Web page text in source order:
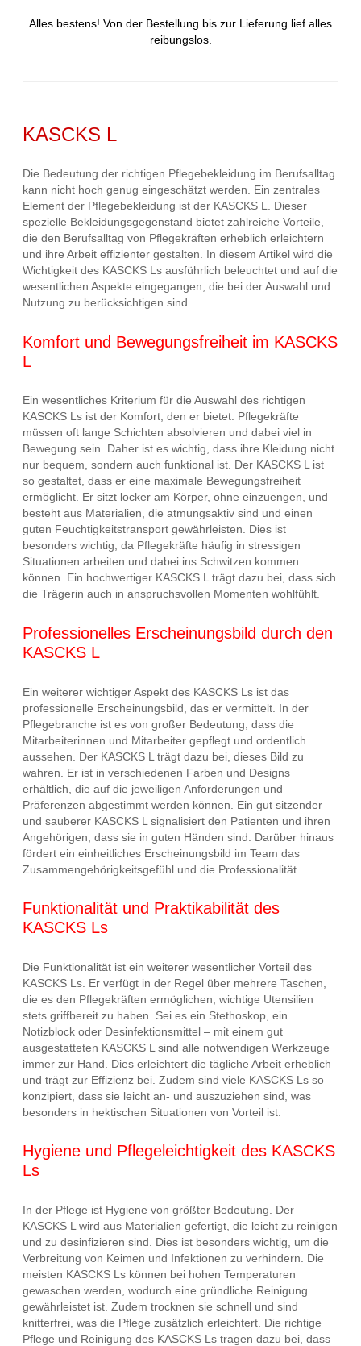
Alles bestens! Von der Bestellung bis zur Lieferung lief alles
reibungslos.
KASCKS L
Die Bedeutung der richtigen Pflegebekleidung im Berufsalltag
kann nicht hoch genug eingeschätzt werden. Ein zentrales
Element der Pflegebekleidung ist der KASCKS L. Dieser
spezielle Bekleidungsgegenstand bietet zahlreiche Vorteile,
die den Berufsalltag von Pflegekräften erheblich erleichtern
und ihre Arbeit effizienter gestalten. In diesem Artikel wird die
Wichtigkeit des KASCKS Ls ausführlich beleuchtet und auf die
wesentlichen Aspekte eingegangen, die bei der Auswahl und
Nutzung zu berücksichtigen sind.
Komfort und Bewegungsfreiheit im KASCKS
L
Ein wesentliches Kriterium für die Auswahl des richtigen
KASCKS Ls ist der Komfort, den er bietet. Pflegekräfte
müssen oft lange Schichten absolvieren und dabei viel in
Bewegung sein. Daher ist es wichtig, dass ihre Kleidung nicht
nur bequem, sondern auch funktional ist. Der KASCKS L ist
so gestaltet, dass er eine maximale Bewegungsfreiheit
ermöglicht. Er sitzt locker am Körper, ohne einzuengen, und
besteht aus Materialien, die atmungsaktiv sind und einen
guten Feuchtigkeitstransport gewährleisten. Dies ist
besonders wichtig, da Pflegekräfte häufig in stressigen
Situationen arbeiten und dabei ins Schwitzen kommen
können. Ein hochwertiger KASCKS L trägt dazu bei, dass sich
die Trägerin auch in anspruchsvollen Momenten wohlfühlt.
Professionelles Erscheinungsbild durch den
KASCKS L
Ein weiterer wichtiger Aspekt des KASCKS Ls ist das
professionelle Erscheinungsbild, das er vermittelt. In der
Pflegebranche ist es von großer Bedeutung, dass die
Mitarbeiterinnen und Mitarbeiter gepflegt und ordentlich
aussehen. Der KASCKS L trägt dazu bei, dieses Bild zu
wahren. Er ist in verschiedenen Farben und Designs
erhältlich, die auf die jeweiligen Anforderungen und
Präferenzen abgestimmt werden können. Ein gut sitzender
und sauberer KASCKS L signalisiert den Patienten und ihren
Angehörigen, dass sie in guten Händen sind. Darüber hinaus
fördert ein einheitliches Erscheinungsbild im Team das
Zusammengehörigkeitsgefühl und die Professionalität.
Funktionalität und Praktikabilität des
KASCKS Ls
Die Funktionalität ist ein weiterer wesentlicher Vorteil des
KASCKS Ls. Er verfügt in der Regel über mehrere Taschen,
die es den Pflegekräften ermöglichen, wichtige Utensilien
stets griffbereit zu haben. Sei es ein Stethoskop, ein
Notizblock oder Desinfektionsmittel – mit einem gut
ausgestatteten KASCKS L sind alle notwendigen Werkzeuge
immer zur Hand. Dies erleichtert die tägliche Arbeit erheblich
und trägt zur Effizienz bei. Zudem sind viele KASCKS Ls so
konzipiert, dass sie leicht an- und auszuziehen sind, was
besonders in hektischen Situationen von Vorteil ist.
Hygiene und Pflegeleichtigkeit des KASCKS
Ls
In der Pflege ist Hygiene von größter Bedeutung. Der
KASCKS L wird aus Materialien gefertigt, die leicht zu reinigen
und zu desinfizieren sind. Dies ist besonders wichtig, um die
Verbreitung von Keimen und Infektionen zu verhindern. Die
meisten KASCKS Ls können bei hohen Temperaturen
gewaschen werden, wodurch eine gründliche Reinigung
gewährleistet ist. Zudem trocknen sie schnell und sind
knitterfrei, was die Pflege zusätzlich erleichtert. Die richtige
Pflege und Reinigung des KASCKS Ls tragen dazu bei, dass